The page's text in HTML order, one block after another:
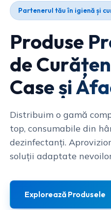
Partenerul tău în igienă și
Produse
de
Case și
Distribuim o gamă
top, consumabile din
dezinfectanți.
soluții adaptate
Explorează Produsele